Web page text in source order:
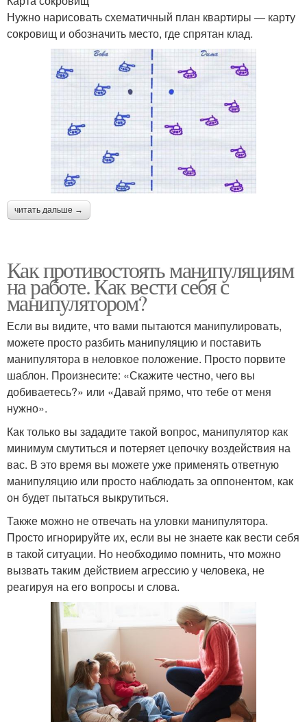
Нужно нарисовать схематичный план квартиры — карту
сокровищ и обозначить место, где спрятан клад.
читать дальше →
Как противостоять манипуляциям
на работе. Как вести себя с
манипулятором?
Если вы видите, что вами пытаются манипулировать,
можете просто разбить манипуляцию и поставить
манипулятора в неловкое положение. Просто порвите
шаблон. Произнесите: «Скажите честно, чего вы
добиваетесь?» или «Давай прямо, что тебе от меня
нужно».
Как только вы зададите такой вопрос, манипулятор как
минимум смутиться и потеряет цепочку воздействия на
вас. В это время вы можете уже применять ответную
манипуляцию или просто наблюдать за оппонентом, как
он будет пытаться выкрутиться.
Также можно не отвечать на уловки манипулятора.
Просто игнорируйте их, если вы не знаете как вести себя
в такой ситуации. Но необходимо помнить, что можно
вызвать таким действием агрессию у человека, не
реагируя на его вопросы и слова.